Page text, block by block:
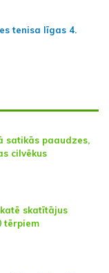
tenisa līgas 4.
satikās paaudzes,
cilvēkus
skatītājus
tērpiem